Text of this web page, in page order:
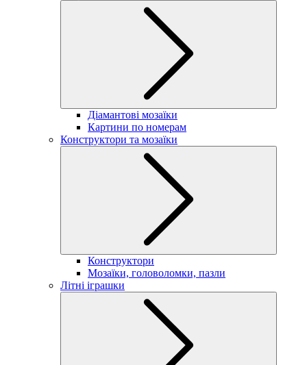
Діамантові мозаїки
Картини по номерам
Конструктори та мозаїки
Конструктори
Мозаїки, головоломки, пазли
Літні іграшки